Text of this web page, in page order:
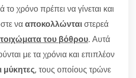
χρόνο πρέπει να γίνεται και
νααποκολλώνταιστερεά
τοιχώματα του βόθρου. Αυτά
με τα χρόνια και επιπλέον
μύκητες, τους οποίους τρώνε